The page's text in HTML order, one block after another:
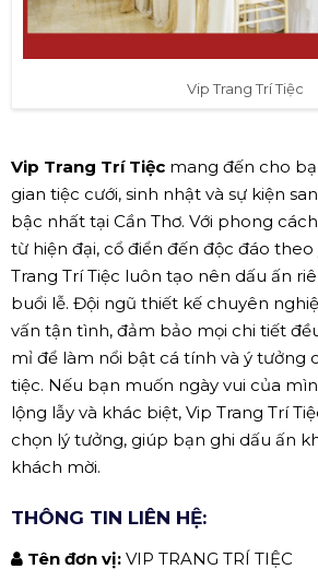
Vip Trang Trí Tiệc
Vip Trang Trí Tiệc mang đến cho
gian tiệc cưới, sinh nhật và sự kiện
bậc nhất tại Cần Thơ. Với phong
từ hiện đại, cổ điển đến độc đáo
Trang Trí Tiệc luôn tạo nên dấu ấn
buổi lễ. Đội ngũ thiết kế chuyên
vấn tận tình, đảm bảo mọi chi tiết
mỉ để làm nổi bật cá tính và ý tưởng
tiệc. Nếu bạn muốn ngày vui của
lộng lẫy và khác biệt, Vip Trang Trí
chọn lý tưởng, giúp bạn ghi dấu ấn
khách mời.
THÔNG TIN LIÊN HỆ:
Tên đơn vị: VIP TRANG TRÍ TIỆC